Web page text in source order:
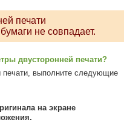
печати
не совпадает.
двусторонней печати?
печати, выполните следующие
на экране